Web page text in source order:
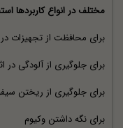
مختلف در انواع کاربردها
برای محافظت از تجهیزات
برای جلوگیری از آلودگی
برای جلوگیری از ریختن
برای نگه داشتن وکیوم